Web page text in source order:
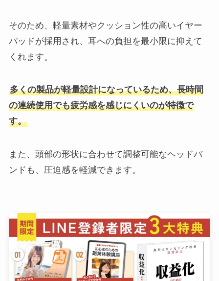
そのため、軽量素材やクッション性の高いイヤー
パッドが採用され、耳への負担を最小限に抑えて
くれます。
多くの製品が軽量設計になっているため、長時間
の連続使用でも疲労感を感じにくいのが特徴で
す。
また、頭部の形状に合わせて調整可能なヘッドバ
ンドも、圧迫感を軽減できます。